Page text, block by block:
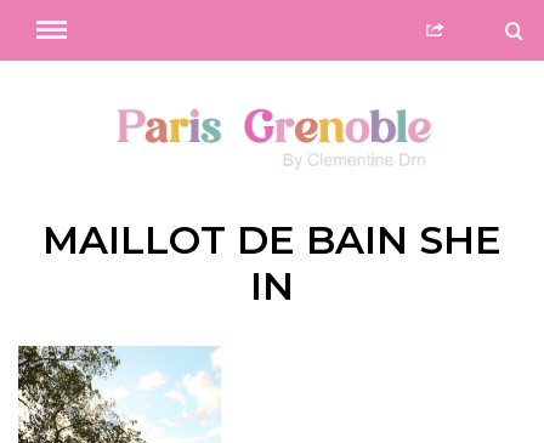
MAILLOT DE BAIN SHE
IN